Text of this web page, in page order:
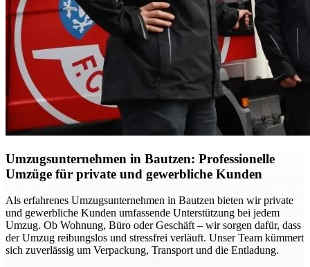
Umzugsunternehmen in Bautzen: Professionelle
Umzüge für private und gewerbliche Kunden
Als erfahrenes Umzugsunternehmen in Bautzen bieten wir private
und gewerbliche Kunden umfassende Unterstützung bei jedem
Umzug. Ob Wohnung, Büro oder Geschäft – wir sorgen dafür, dass
der Umzug reibungslos und stressfrei verläuft. Unser Team kümmert
sich zuverlässig um Verpackung, Transport und die Entladung.